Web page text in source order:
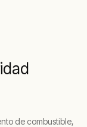
de combustible,